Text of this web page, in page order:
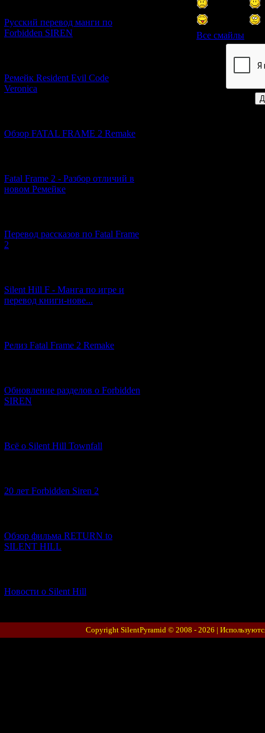
Русский перевод манги по
Forbidden SIREN
Ремейк Resident Evil Code
Veronica
Обзор FATAL FRAME 2 Remake
Fatal Frame 2 - Разбор отличий в
новом Ремейке
Перевод рассказов по Fatal Frame
2
Silent Hill F - Манга по игре и
перевод книги-нове...
Релиз Fatal Frame 2 Remake
Обновление разделов о Forbidden
SIREN
Всё о Silent Hill Townfall
20 лет Forbidden Siren 2
Обзор фильма RETURN to
SILENT HILL
Новости о Silent Hill
Все смайлы
Copyright SilentPyramid © 2008 - 2026 |